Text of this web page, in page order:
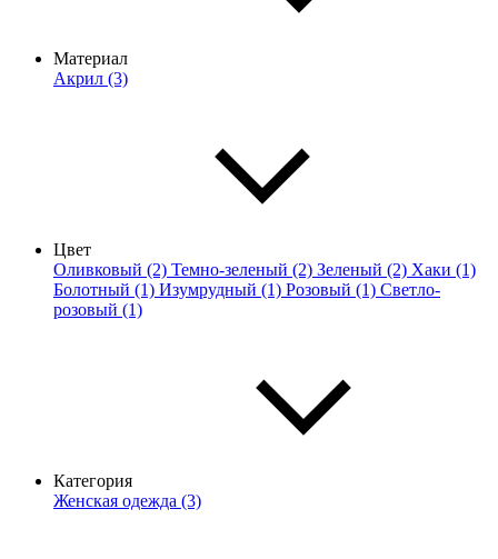
Материал
Акрил (3)
Цвет
Оливковый (2) Темно-зеленый (2) Зеленый (2) Хаки (1)
Болотный (1) Изумрудный (1) Розовый (1) Светло-
розовый (1)
Категория
Женская одежда (3)